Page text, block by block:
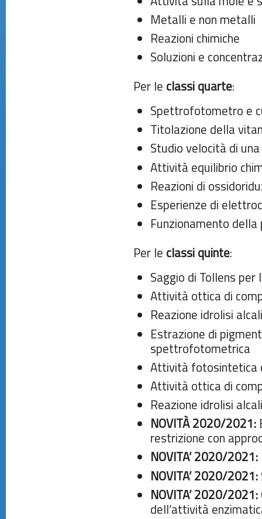
Metalli e non metalli
Reazioni chimiche
Soluzioni e
Per le classi quarte:
Spettrofotometro e
Titolazione della
Studio velocità di
Attività equilibrio
Reazioni di
Esperienze di
Funzionamento della
Per le classi quinte:
Saggio di Tollens per
Attività ottica di
Reazione idrolisi
Estrazione di
spettrofotometrica
Attività fotosintetica
Attività ottica di
Reazione idrolisi
NOVITÀ 2020/2021:
restrizione con
NOVITA’ 2020/2021:
NOVITA’ 2020/2021:
NOVITA’ 2020/2021:
dell’attività